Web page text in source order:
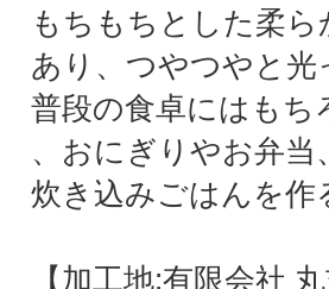
もちもちとした柔
あり、つやつやと
普段の食卓にはも
、おにぎりやお弁当、
炊き込みごはんを
【加工地:有限会社